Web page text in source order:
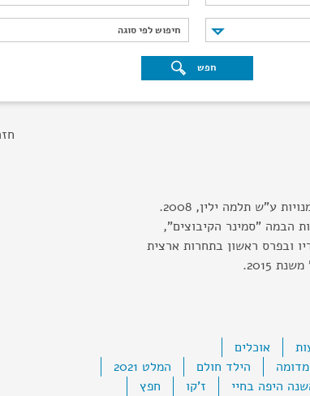
חיפוש לפי סוגה
חיפוש לפי סוגה
חפש
בוגר בהצטיינות של התיכון הארצי לאמנויות ע"ש תלמה ילין, 2008.
הבמה "סמינר הקיבוצים",
ובפרס ראשון בתחרות ארצית
2015.
אוכלים
הילד חולם
המלט 2021
היפה בחיי ז'קו
חפץ